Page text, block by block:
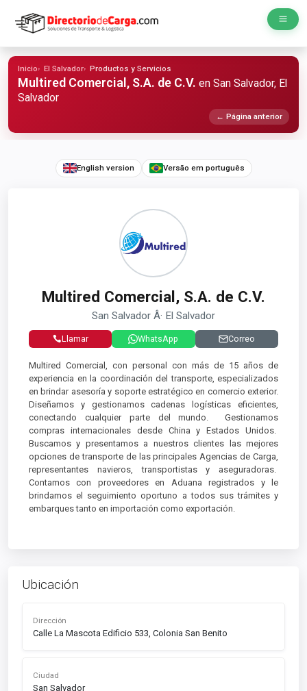
Inicio El Salvador Productos y Servicios
Multired Comercial, S.A. de C.V. en San Salvador, El
Salvador
← Página anterior
English version Versão em português
Multired Comercial, S.A. de C.V.
San Salvador Â· El Salvador
Llamar WhatsApp Correo
Multired Comercial, con personal con más de 15 años de
experiencia en la coordinación del transporte, especializados
en brindar asesoría y soporte estratégico en comercio exterior.
Diseñamos y gestionamos cadenas logísticas eficientes,
conectando cualquier parte del mundo. Gestionamos
compras internacionales desde China y Estados Unidos.
Buscamos y presentamos a nuestros clientes las mejores
opciones de transporte de las principales Agencias de Carga,
representantes navieros, transportistas y aseguradoras.
Contamos con proveedores en Aduana registrados y le
brindamos el seguimiento oportuno a todos sus trámites y
embarques tanto en importación como exportación.
Ubicación
Dirección
Calle La Mascota Edificio 533, Colonia San Benito
Ciudad
San Salvador